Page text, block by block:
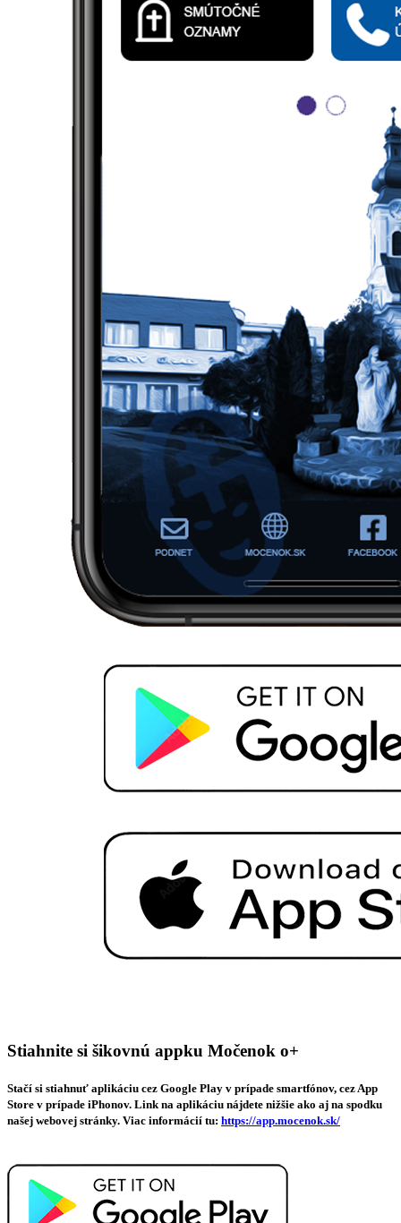
Stiahnite si šikovnú appku Močenok o+
Stačí si stiahnuť aplikáciu cez Google Play v prípade smartfónov, cez App
Store v prípade iPhonov. Link na aplikáciu nájdete nižšie ako aj na spodku
našej webovej stránky. Viac informácií tu: https://app.mocenok.sk/